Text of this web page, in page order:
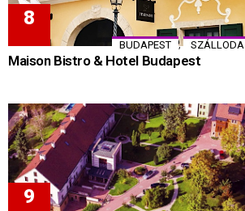
BUDAPEST , SZÁLLODA
Maison Bistro & Hotel Budapest